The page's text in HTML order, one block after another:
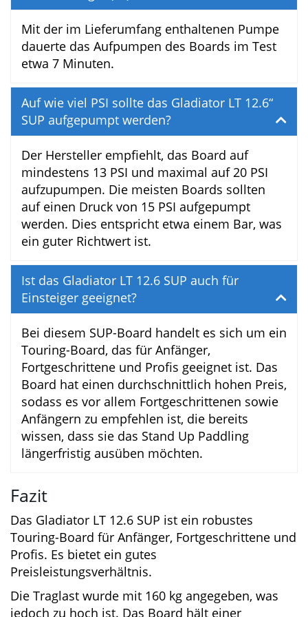
lassen sich kleine Lecks schnell und
unkompliziert reparieren. Falls dem Board
die Luft entweicht, kannst du das Ventil
mit dem Ventilschlüssel schließen. Du
kannst es aber auch ganz entfernen, um es
auszutauschen, falls es kaputt ist.
FAQ
Wie lange dauert das Aufpumpen des
Gladiator Light (LT) 12.6 SUP ?
Mit der im Lieferumfang enthaltenen
Pumpe dauerte das Aufpumpen des Boards
im Test etwa 7 Minuten.
Auf wie viel PSI sollte das Gladiator LT 12.6“
SUP aufgepumpt werden?
Der Hersteller empfiehlt, das Board auf
mindestens 13 PSI und maximal auf 20 PSI
aufzupumpen. Die meisten Boards sollten
auf einen Druck von 15 PSI aufgepumpt
werden. Dies entspricht etwa einem Bar,
was ein guter Richtwert ist.
Einsteiger geeignet?
Bei diesem SUP-Board handelt es sich um
ein Touring-Board, das für Anfänger,
Fortgeschrittene und Profis geeignet ist.
Das Board hat einen durchschnittlich
hohen Preis, sodass es vor allem
Fortgeschrittenen sowie Anfängern zu